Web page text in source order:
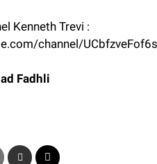
Kenneth Trevi :
channel/
Fadhli